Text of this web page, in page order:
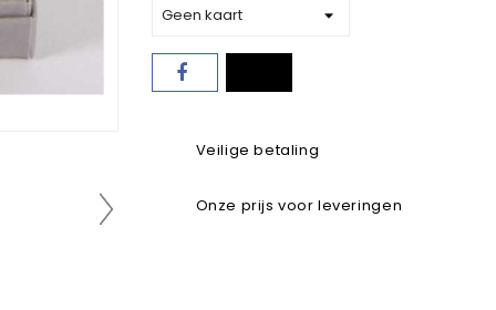
Veilige betaling
Onze prijs voor leveringen